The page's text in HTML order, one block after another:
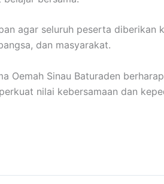
agar seluruh peserta diberikan
dan masyarakat.
Oemah Sinau Baturaden
nilai kebersamaan dan